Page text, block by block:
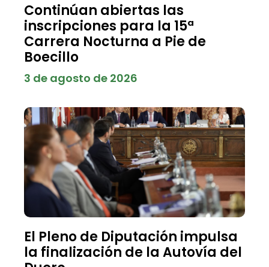
Continúan abiertas las
inscripciones para la 15ª
Carrera Nocturna a Pie de
Boecillo
3 de agosto de 2026
El Pleno de Diputación impulsa
la finalización de la Autovía del